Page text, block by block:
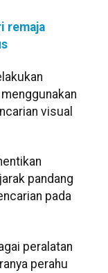
remaja
visual
pandang
pada
peralatan
perahu